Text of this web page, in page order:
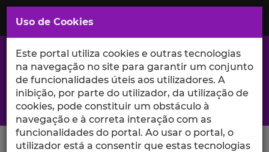
Saltar
para
Conteúdo
Principal
A excelência da investigação e ciência no Iscte
Search Button
Uso de Cookies
Este portal utiliza cookies e outras tecnologias
na navegação no site para garantir um conjunto
de funcionalidades úteis aos utilizadores. A
inibição, por parte do utilizador, da utilização de
cookies, pode constituir um obstáculo à
navegação e à correta interação com as
funcionalidades do portal. Ao usar o portal, o
utilizador está a consentir que estas tecnologias